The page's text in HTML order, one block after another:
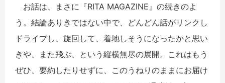
お話は、まさに『RITA MAGAZINE』の続きのよ
う。結論ありきではない中で、どんどん話がリンクし
ドライブし、旋回して、着地しそうになったかと思い
きや、また飛ぶ、という縦横無尽の展開。これはもう
ぜひ、要約したりせずに、このうねりのままにお届け